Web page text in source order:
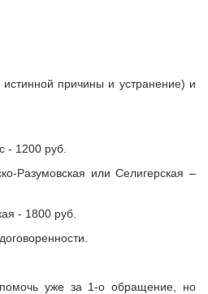
причины и устранение) и
- 1200 руб.
Разумовская или Селигерская –
- 1800 руб.
уже за 1-о обращение, но